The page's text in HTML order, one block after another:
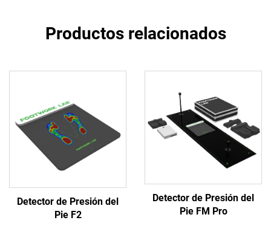
Productos relacionados
Detector de Presión del
Pie F2
Detector de Presión del
Pie FM Pro